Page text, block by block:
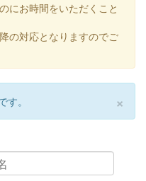
にお時間をいただくこと
の対応となりますのでご
×
す。